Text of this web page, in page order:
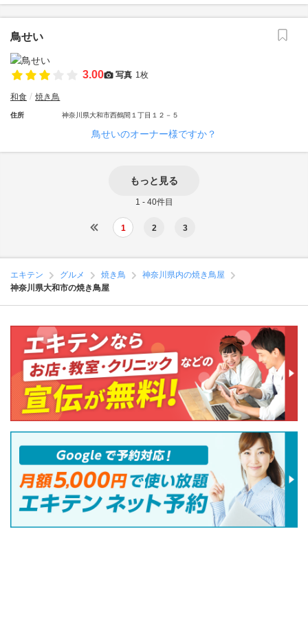
鳥せい
3.00 写真 1枚
和食 焼き鳥
住所 神奈川県大和市西鶴間１丁目１２－５
鳥せいのオーナー様ですか？
もっと見る
1 - 40件目
1 2 3
エキテン グルメ 焼き鳥
神奈川県内の焼き鳥屋
神奈川県大和市の焼き鳥屋